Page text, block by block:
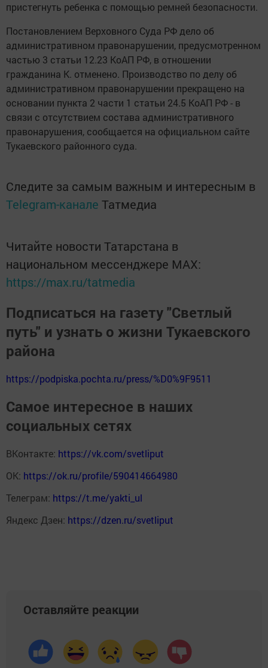
пристегнуть ребенка с помощью ремней безопасности.
Постановлением Верховного Суда РФ дело об
административном правонарушении, предусмотренном
частью 3 статьи 12.23 КоАП РФ, в отношении
гражданина К. отменено. Производство по делу об
административном правонарушении прекращено на
основании пункта 2 части 1 статьи 24.5 КоАП РФ - в
связи с отсутствием состава административного
правонарушения, сообщается на официальном сайте
Тукаевского районного суда.
Следите за самым важным и интересным в
Telegram-канале Татмедиа
Читайте новости Татарстана в
национальном мессенджере MАХ:
https://max.ru/tatmedia
Подписаться на газету "Светлый
путь" и узнать о жизни Тукаевского
района
https://podpiska.pochta.ru/press/%D0%9F9511
Самое интересное в наших
социальных сетях
ВКонтакте: https://vk.com/svetliput
ОК: https://ok.ru/profile/590414664980
Телеграм: https://t.me/yakti_ul
Яндекс Дзен: https://dzen.ru/svetliput
Оставляйте реакции